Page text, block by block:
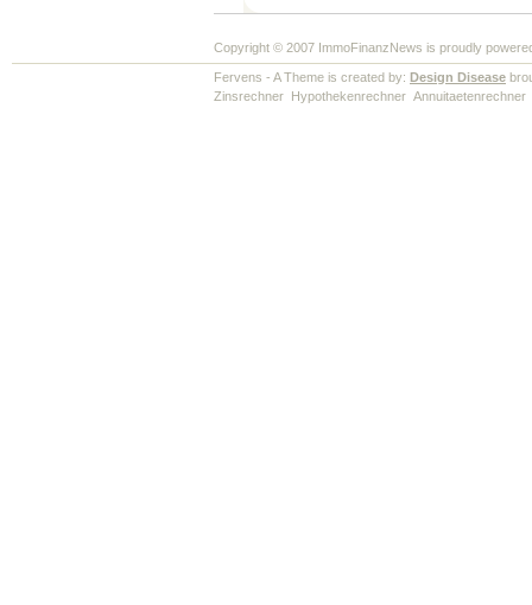
Copyright © 2007 ImmoFinanzNews is proudly
Fervens - A Theme is created by: Design Disease
Zinsrechner Hypothekenrechner Annuitaetenrechner